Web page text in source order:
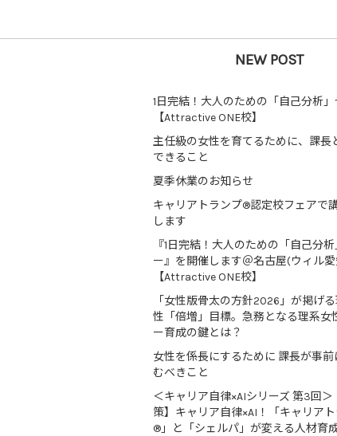
NEW POST
1日完結！大人のための「自己分析
【Attractive ONE校】
主任級の女性を育てるために、課長
できること
夏季休業のお知らせ
キャリアトランプ®認定校フェアで
します
『1日完結！大人のための「自己分
ー』を開催します＠名古屋(ウィル
【Attractive ONE校】
「女性版骨太の方針2026」が掲げ
性「倍増」目標。急務となる理系女
ー育成の鍵とは？
女性を係長にするために 課長が事前
むべきこと
＜キャリア自律×AIシリーズ 第3回＞
策】キャリア自律×AI！「キャリア
®」と「シェルパ」が変える人材育